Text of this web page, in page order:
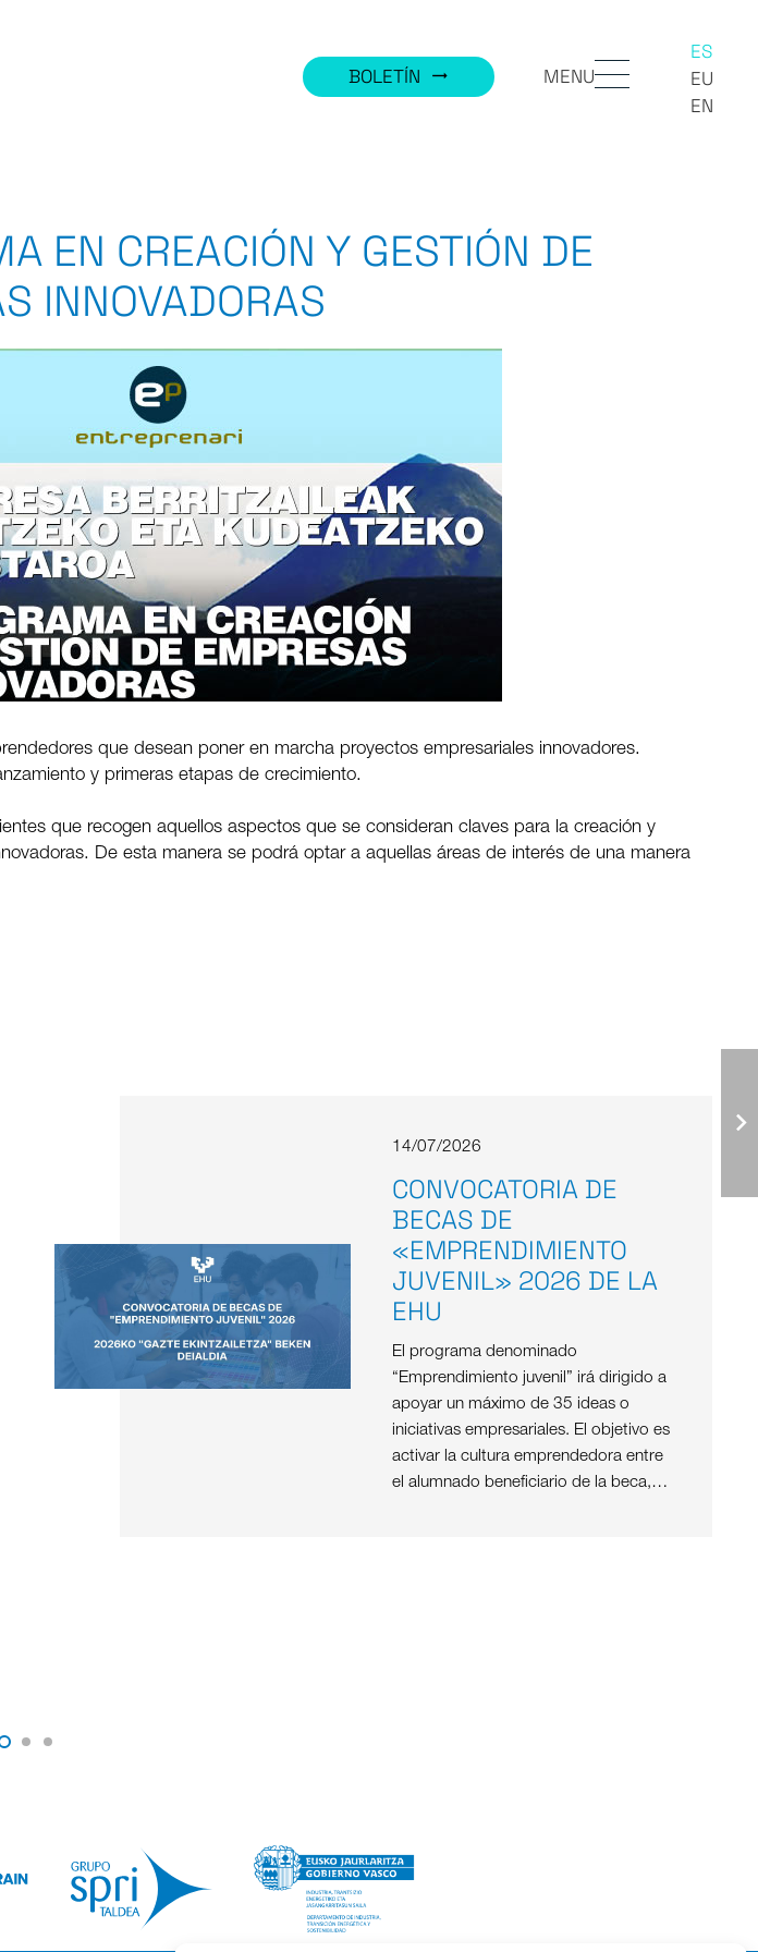
BOLETÍN trending_flat MENU
ES
EU
EN
EN CREACIÓN Y GESTIÓN DE
INNOVADORAS
que desean poner en marcha proyectos empresariales innovadores.
y primeras etapas de crecimiento.
que recogen aquellos aspectos que se consideran claves para la creación y
De esta manera se podrá optar a aquellas áreas de interés de una manera
14/07/2026
CONVOCATORIA DE
BECAS DE
«EMPRENDIMIENTO
JUVENIL» 2026 DE LA
EHU
El programa denominado
“Emprendimiento juvenil” irá dirigido a
apoyar un máximo de 35 ideas o
iniciativas empresariales. El objetivo es
activar la cultura emprendedora entre
el alumnado beneficiario de la beca,…